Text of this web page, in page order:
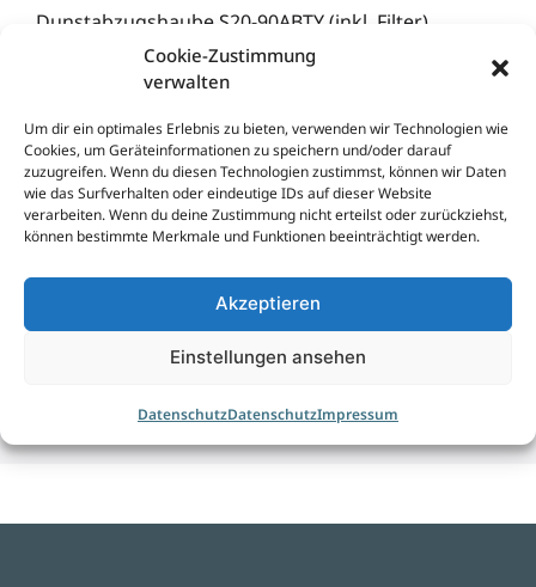
Cookie-Zustimmung
verwalten
Um dir ein optimales Erlebnis zu bieten, verwenden wir Technologien wie
Cookies, um Geräteinformationen zu speichern und/oder darauf
zuzugreifen. Wenn du diesen Technologien zustimmst, können wir Daten
wie das Surfverhalten oder eindeutige IDs auf dieser Website
verarbeiten. Wenn du deine Zustimmung nicht erteilst oder zurückziehst,
können bestimmte Merkmale und Funktionen beeinträchtigt werden.
Akzeptieren
Einstellungen ansehen
DatenschutzDatenschutzImpressum
Dunstabzugshaube S20-90ABTY (inkl. Filter)
Kontakt aufnehmen
** Alle Preise sind Endpreise, inklusive Mehrwertsteuer, inklusive Planung,
Geräte, Lieferung und Montage. Verkauf solange der Vorrat reicht. Für
Druckfehler übernehmen wir keine Haftung.
Alle Küchen, wenn nicht gesondert gekennzeichnet, sind ohne Mischbatterie,
Nischenverkleidung, Relingsysteme, Beleuchtung, Dekoration, Tisch und Stühle.
Modell-, Farbabweichungen und Irrtümer vorbehalten.